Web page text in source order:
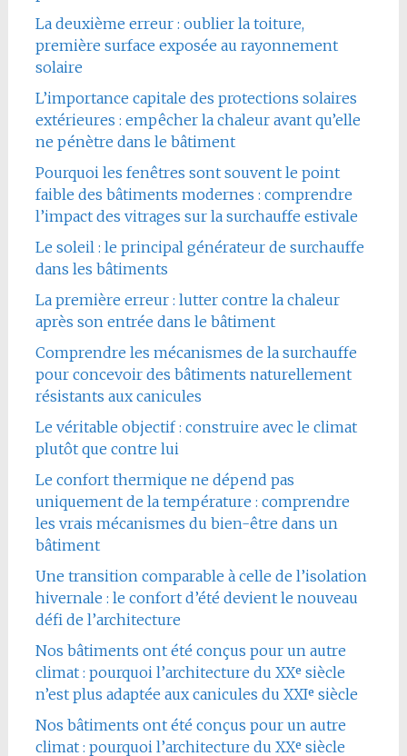
La deuxième erreur : oublier la toiture,
première surface exposée au rayonnement
solaire
L’importance capitale des protections solaires
extérieures : empêcher la chaleur avant qu’elle
ne pénètre dans le bâtiment
Pourquoi les fenêtres sont souvent le point
faible des bâtiments modernes : comprendre
l’impact des vitrages sur la surchauffe estivale
Le soleil : le principal générateur de surchauffe
dans les bâtiments
La première erreur : lutter contre la chaleur
après son entrée dans le bâtiment
Comprendre les mécanismes de la surchauffe
pour concevoir des bâtiments naturellement
résistants aux canicules
Le véritable objectif : construire avec le climat
plutôt que contre lui
Le confort thermique ne dépend pas
uniquement de la température : comprendre
les vrais mécanismes du bien-être dans un
bâtiment
Une transition comparable à celle de l’isolation
hivernale : le confort d’été devient le nouveau
défi de l’architecture
Nos bâtiments ont été conçus pour un autre
climat : pourquoi l’architecture du XXᵉ siècle
n’est plus adaptée aux canicules du XXIᵉ siècle
Nos bâtiments ont été conçus pour un autre
climat : pourquoi l’architecture du XXᵉ siècle